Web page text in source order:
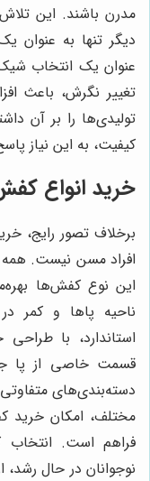
مدرن باشند. این
دیگر تنها به عنوان
عنوان یک انتخاب شیک
تغییر نگرش، باعث
تولیدی‌ها را بر آن
کیفیت، به این نیاز
خرید انواع
برخلاف تصور رایج،
افراد مسن نیست. همه
این نوع کفش‌ها
ناحیه پاها و کمر
استاندارد، با
قسمت خاصی از پا
دسته‌بندی‌های
مختلف، امکان خرید
فراهم است. انتخاب
نوجوانان در حال رشد،